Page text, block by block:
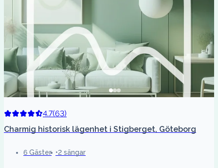
4.7(63)
Charmig historisk lägenhet i Stigberget, Göteborg
6 Gäster 2 sängar